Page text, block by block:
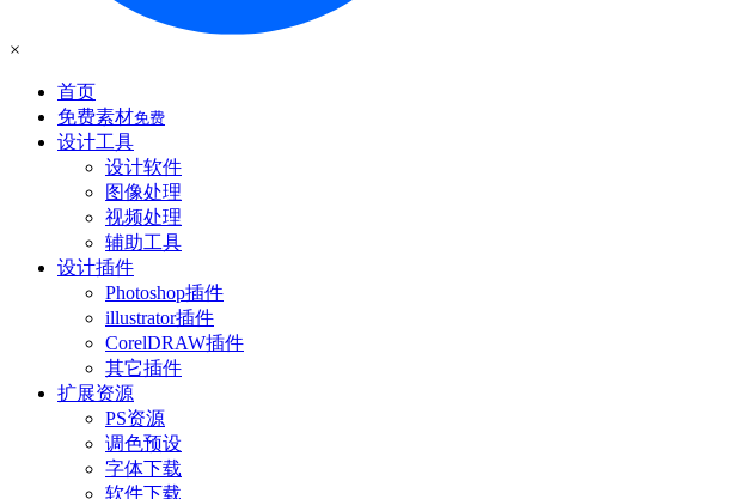
×
首页
免费素材免费
设计工具
设计软件
图像处理
视频处理
辅助工具
设计插件
Photoshop插件
illustrator插件
CorelDRAW插件
其它插件
扩展资源
PS资源
调色预设
字体下载
软件下载